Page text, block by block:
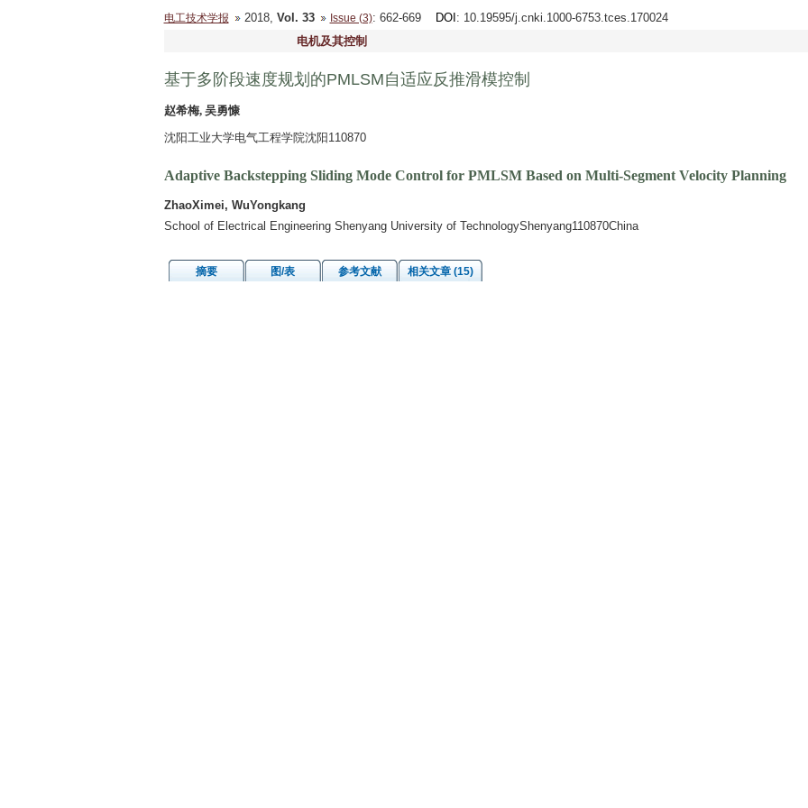
电工技术学报 2018, Vol. 33 Issue (3): 662-669 DOI : 10.19595/j.cnki.1000-6753.tces.170024
电机及其控制
基于多阶段速度规划的PMLSM自适应反推滑模控制
赵希梅, 吴勇慷
沈阳工业大学电气工程学院沈阳110870
Adaptive Backstepping Sliding Mode Control for PMLSM Based on Multi-Segment Velocity Planning
ZhaoXimei, WuYongkang
School of Electrical Engineering Shenyang University of TechnologyShenyang110870China
摘要 图/表 参考文献 相关文章 (15)